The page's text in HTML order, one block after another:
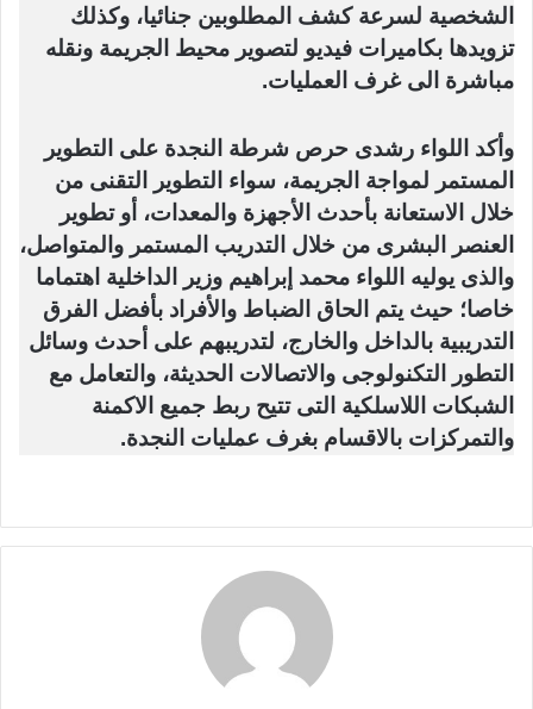
الشخصية لسرعة كشف المطلوبين جنائيا، وكذلك
تزويدها بكاميرات فيديو لتصوير محيط الجريمة ونقله
مباشرة الى غرف العمليات.
وأكد اللواء رشدى حرص شرطة النجدة على التطوير
المستمر لمواجة الجريمة، سواء التطوير التقنى من
خلال الاستعانة بأحدث الأجهزة والمعدات، أو تطوير
العنصر البشرى من خلال التدريب المستمر والمتواصل،
والذى يوليه اللواء محمد إبراهيم وزير الداخلية اهتماما
خاصا؛ حيث يتم الحاق الضباط والأفراد بأفضل الفرق
التدريبية بالداخل والخارج، لتدريبهم على أحدث وسائل
التطور التكنولوجى والاتصالات الحديثة، والتعامل مع
الشبكات اللاسلكية التى تتيح ربط جميع الاكمنة
والتمركزات بالاقسام بغرف عمليات النجدة.